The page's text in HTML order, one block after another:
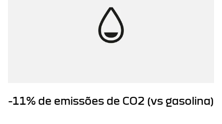
-11% de emissões de CO2 (vs gasolina)